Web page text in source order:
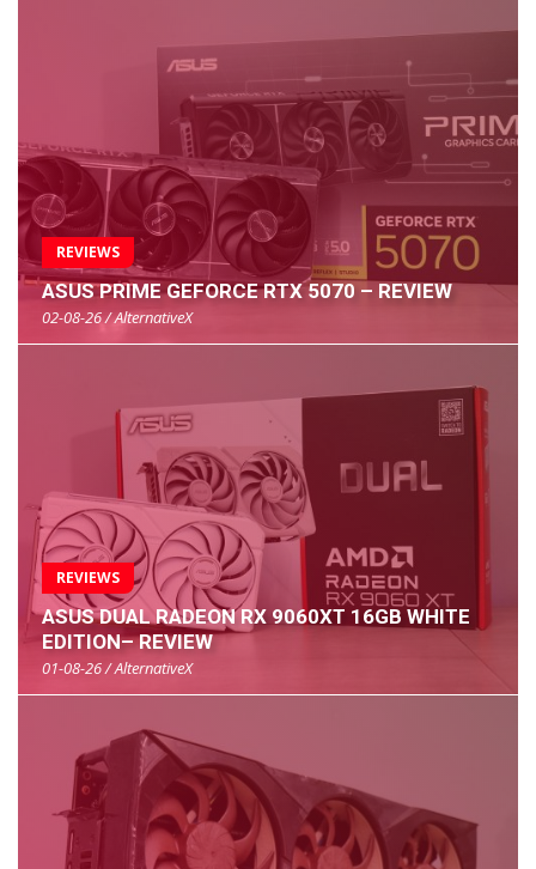
REVIEWS
ASUS PRIME GEFORCE RTX 5070 – REVIEW
02-08-26 / AlternativeX
REVIEWS
ASUS DUAL RADEON RX 9060XT 16GB WHITE
EDITION– REVIEW
01-08-26 / AlternativeX